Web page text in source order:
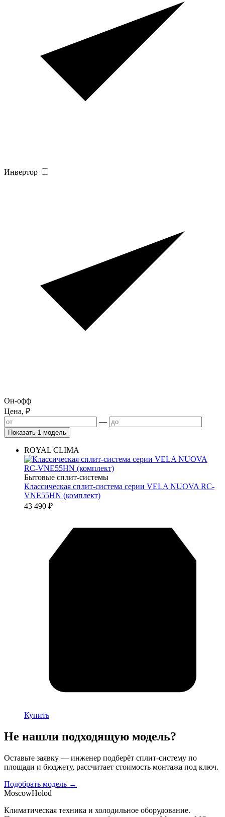
Инвертор
Он-офф
Цена, ₽
—
Показать 1 модель
ROYAL CLIMA
Бытовые сплит-системы
Классическая сплит-система серии VELA NUOVA RC-
VNE55HN (комплект)
43 490 ₽
Купить
Не нашли подходящую модель?
Оставьте заявку — инженер подберёт сплит-систему по
площади и бюджету, рассчитает стоимость монтажа под ключ.
Подобрать модель →
MoscowHolod
Климатическая техника и холодильное оборудование.